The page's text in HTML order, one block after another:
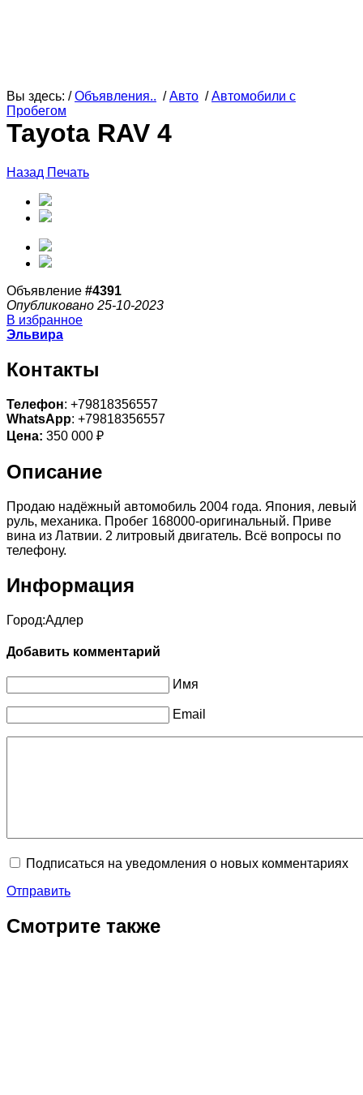
Вы здесь: /Объявления.. /Авто /Автомобили с
Пробегом
Tayota RAV 4
Назад Печать
Объявление #4391
Опубликовано 25-10-2023
В избранное
Эльвира
Контакты
Телефон: +79818356557
WhatsApp: +79818356557
Цена: 350 000 ₽
Описание
Продаю надёжный автомобиль 2004 года. Япония, левый
руль, механика. Пробег 168000-оригинальный. Приве
вина из Латвии. 2 литровый двигатель. Всё вопросы по
телефону.
Информация
Город:Адлер
Добавить комментарий
Имя
Email
Подписаться на уведомления о новых комментариях
Отправить
Смотрите также